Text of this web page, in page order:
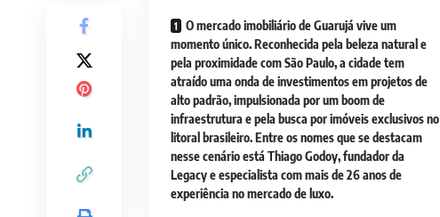
O mercado imobiliário de Guarujá vive um
momento único. Reconhecida pela beleza natural e
pela proximidade com São Paulo, a cidade tem
atraído uma onda de investimentos em projetos de
alto padrão, impulsionada por um boom de
infraestrutura e pela busca por imóveis exclusivos no
litoral brasileiro. Entre os nomes que se destacam
nesse cenário está Thiago Godoy, fundador da
Legacy e especialista com mais de 26 anos de
experiência no mercado de luxo.